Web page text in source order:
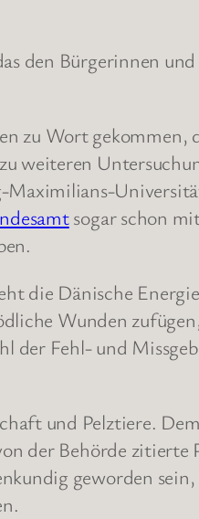
den Bürgerinnen
zu Wort gekommen,
weiteren
Maximilians-
sogar schon
die Dänische
Wunden
der Fehl- und
und Pelztiere.
der Behörde zitierte
geworden